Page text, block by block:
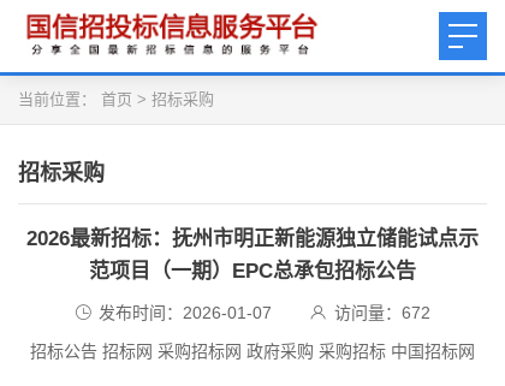
当前位置： 首页 > 招标采购
招标采购
2026最新招标：抚州市明正新能源独立储能试点示
范项目（一期）EPC总承包招标公告
发布时间：2026-01-07 访问量： 672
招标公告 招标网 采购招标网 政府采购 采购招标 中国招标网